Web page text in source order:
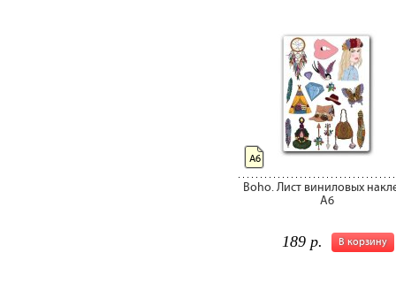
Boho. Лист виниловых
А6
В корзину
189 р.
А6